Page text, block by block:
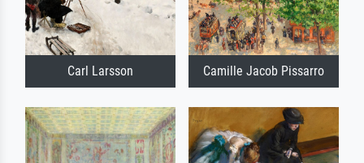
Carl Larsson Camille Jacob Pissarro